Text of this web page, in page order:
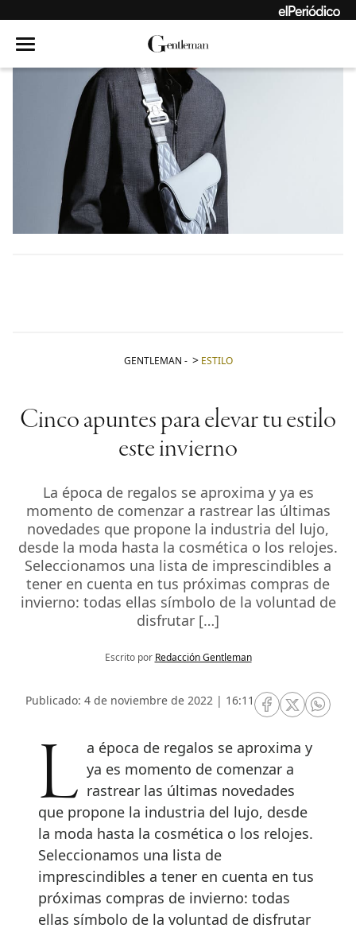
GENTLEMAN - ESTILO
Cinco apuntes para elevar tu estilo
este invierno
La época de regalos se aproxima y ya es
momento de comenzar a rastrear las últimas
novedades que propone la industria del lujo,
desde la moda hasta la cosmética o los relojes.
Seleccionamos una lista de imprescindibles a
tener en cuenta en tus próximas compras de
invierno: todas ellas símbolo de la voluntad de
disfrutar […]
Escrito por Redacción Gentleman
Publicado: 4 de noviembre de 2022 | 16:11
RRSS Facebook
RRSSRRSS
La época de regalos se aproxima y ya es momento de comenzar a
rastrear las últimas novedades
que propone la industria del lujo, desde
la moda hasta la cosmética o los relojes.
Seleccionamos una lista de
imprescindibles a tener en cuenta en tus
próximas compras de invierno: todas
ellas símbolo de la voluntad de disfrutar